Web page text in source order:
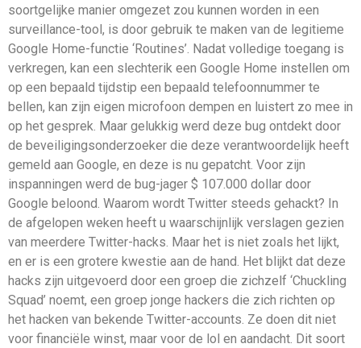
soortgelijke manier omgezet zou kunnen worden in een
surveillance-tool, is door gebruik te maken van de legitieme
Google Home-functie ‘Routines’. Nadat volledige toegang is
verkregen, kan een slechterik een Google Home instellen om
op een bepaald tijdstip een bepaald telefoonnummer te
bellen, kan zijn eigen microfoon dempen en luistert zo mee in
op het gesprek. Maar gelukkig werd deze bug ontdekt door
de beveiligingsonderzoeker die deze verantwoordelijk heeft
gemeld aan Google, en deze is nu gepatcht. Voor zijn
inspanningen werd de bug-jager $ 107.000 dollar door
Google beloond. Waarom wordt Twitter steeds gehackt? In
de afgelopen weken heeft u waarschijnlijk verslagen gezien
van meerdere Twitter-hacks. Maar het is niet zoals het lijkt,
en er is een grotere kwestie aan de hand. Het blijkt dat deze
hacks zijn uitgevoerd door een groep die zichzelf ‘Chuckling
Squad’ noemt, een groep jonge hackers die zich richten op
het hacken van bekende Twitter-accounts. Ze doen dit niet
voor financiële winst, maar voor de lol en aandacht. Dit soort